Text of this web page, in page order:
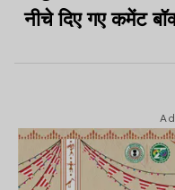
नीचे दिए गए कमेंट